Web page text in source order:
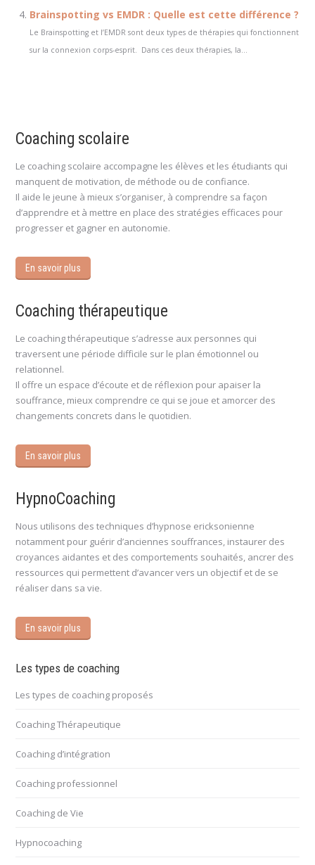
Brainspotting vs EMDR : Quelle est cette différence ?
Le Brainspotting et l’EMDR sont deux types de thérapies qui fonctionnent
sur la connexion corps-esprit. Dans ces deux thérapies, la...
Coaching scolaire
Le coaching scolaire accompagne les élèves et les étudiants qui
manquent de motivation, de méthode ou de confiance.
Il aide le jeune à mieux s’organiser, à comprendre sa façon
d’apprendre et à mettre en place des stratégies efficaces pour
progresser et gagner en autonomie.
En savoir plus
Coaching thérapeutique
Le coaching thérapeutique s’adresse aux personnes qui
traversent une période difficile sur le plan émotionnel ou
relationnel.
Il offre un espace d’écoute et de réflexion pour apaiser la
souffrance, mieux comprendre ce qui se joue et amorcer des
changements concrets dans le quotidien.
En savoir plus
HypnoCoaching
Nous utilisons des techniques d’hypnose ericksonienne
notamment pour guérir d’anciennes souffrances, instaurer des
croyances aidantes et des comportements souhaités, ancrer des
ressources qui permettent d’avancer vers un objectif et de se
réaliser dans sa vie.
En savoir plus
Les types de coaching
Les types de coaching proposés
Coaching Thérapeutique
Coaching d’intégration
Coaching professionnel
Coaching de Vie
Hypnocoaching